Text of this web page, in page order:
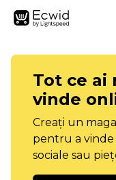
Tot ce ai
vinde
Creați un
pentru a
sociale sau